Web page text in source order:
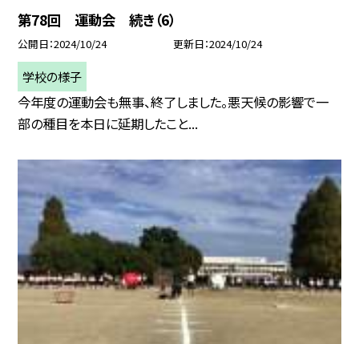
第78回 運動会 続き（6）
公開日 2024/10/24 更新日 2024/10/24
学校の様子
今年度の運動会も無事、終了しました。悪天候の影響で一
部の種目を本日に延期したこと...